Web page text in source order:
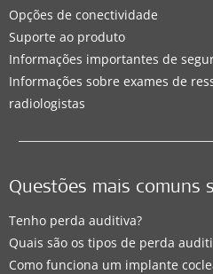
Opções de conectividade
Suporte ao produto
Informações importantes de
Informações sobre exames de
radiologistas
Questões mais comuns
Tenho perda auditiva?
Quais são os tipos de perda
Como funciona um implante